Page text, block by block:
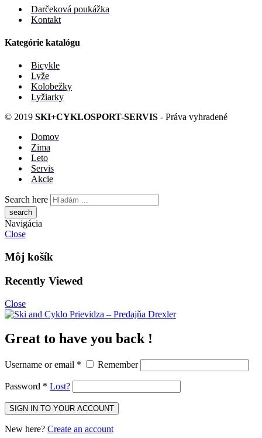
Darčeková poukážka
Kontakt
Kategórie katalógu
Bicykle
Lyže
Kolobežky
Lyžiarky
© 2019 SKI+CYKLOSPORT-SERVIS - Práva vyhradené
Domov
Zima
Leto
Servis
Akcie
Search here
Navigácia
Close
Môj košík
Recently Viewed
Close
Great to have you back !
Username or email * Remember
Password * Lost?
New here? Create an account